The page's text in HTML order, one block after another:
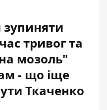
тривог та
мозоль"
- що іще
Ткаченко